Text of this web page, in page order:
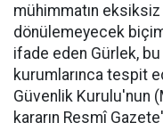
mühimmatın
dönülemeyecek
ifade eden Gürlek,
kurumlarınca tespit
Güvenlik Kurulu'nun
kararın Resmî